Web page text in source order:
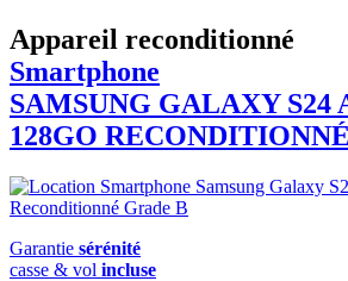
Appareil reconditionné
Smartphone
SAMSUNG GALAXY S24
128GO
Garantie sérénité
casse & vol incluse